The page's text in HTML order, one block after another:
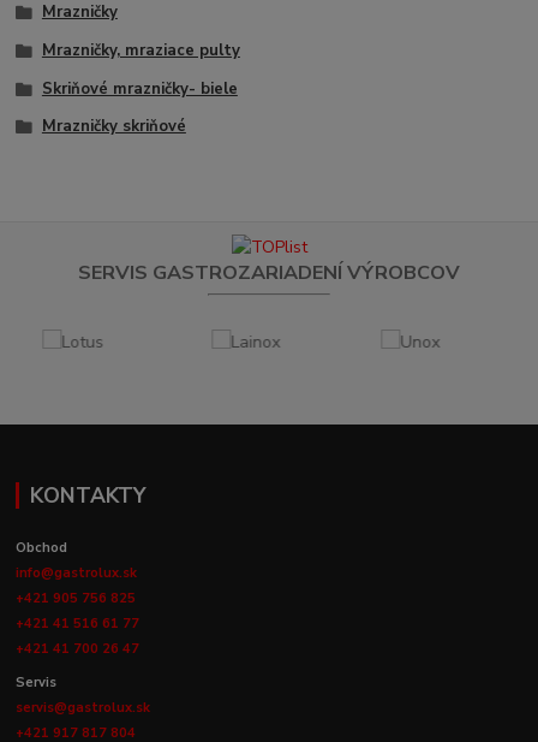
Mrazničky
Mrazničky, mraziace pulty
Skriňové mrazničky- biele
Mrazničky skriňové
SERVIS GASTROZARIADENÍ VÝROBCOV
KONTAKTY
Obchod
info@gastrolux.sk
+421 905 756 825
+421 41 516 61 77
+421 41 700 26 47
Servis
servis@gastrolux.sk
+421 917 817 804